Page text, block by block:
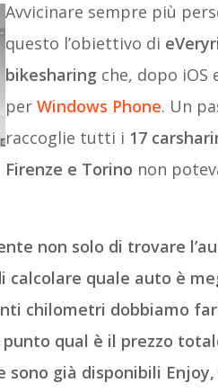
Avvicinare sempre più
questo l’obiettivo di
bikesharing che, dopo iOS
per Windows Phone. Un
raccoglie tutti i 17
Firenze e Torino non
non solo di trovare
calcolare quale auto è
chilometri dobbiamo
qual è il prezzo
sono già disponibili